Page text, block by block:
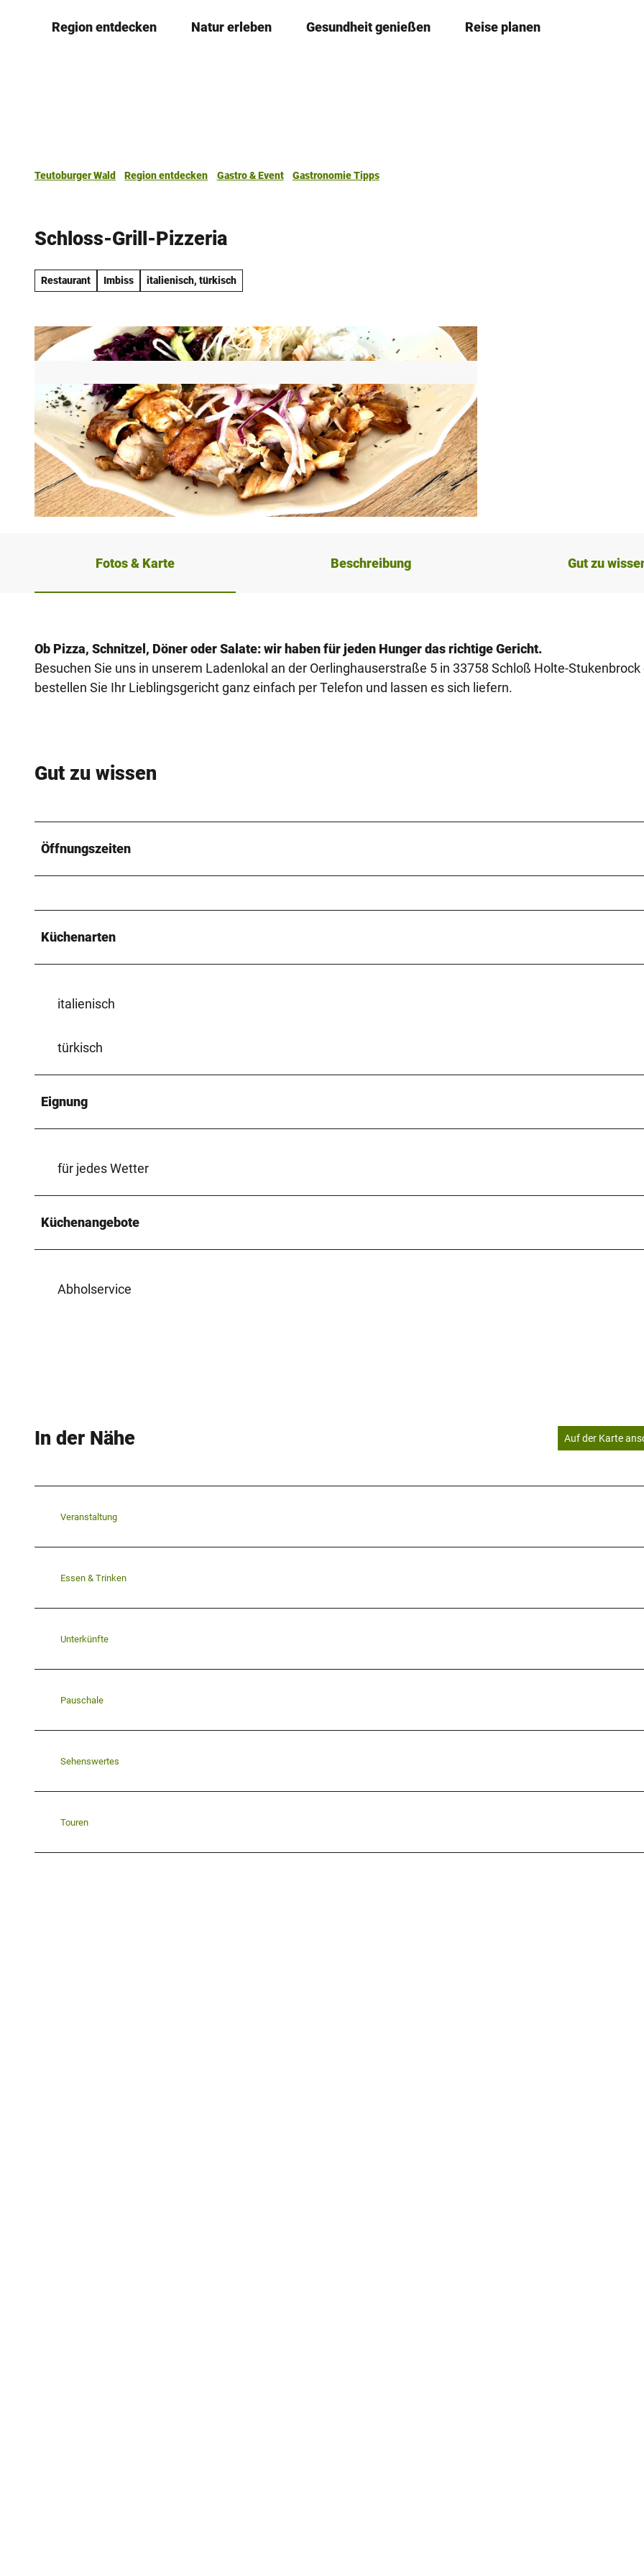
Region entdecken Natur erleben Gesundheit genießen Reise planen
Teutoburger Wald Region entdecken Gastro & Event
Gastronomie Tipps
Schloss-Grill-Pizzeria
Restaurant Imbiss italienisch, türkisch
Fotos & Karte Beschreibung Gut zu
Ob Pizza, Schnitzel, Döner oder Salate: wir haben für jeden Hunger das richtige Gericht.
Besuchen Sie uns in unserem Ladenlokal an der Oerlinghauserstraße 5 in 33758 Schloß Holte-Stukenbrock
bestellen Sie Ihr Lieblingsgericht ganz einfach per Telefon und lassen es sich liefern.
Gut zu wissen
Öffnungszeiten
Küchenarten
italienisch
türkisch
Eignung
für jedes Wetter
Küchenangebote
Abholservice
In der Nähe Auf der Karte
Veranstaltung
Essen & Trinken
Unterkünfte
Pauschale
Sehenswertes
Touren